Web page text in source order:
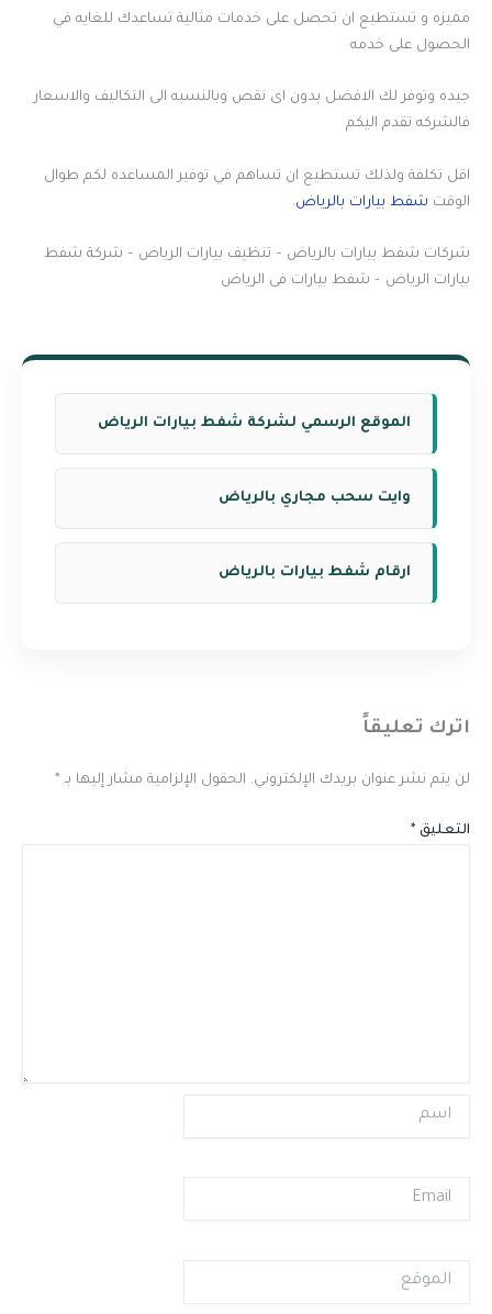
مميزه و تستطيع ان تحصل على خدمات مثالية تساعدك للغايه في
الحصول على خدمه
جيده وتوفر لك الافضل بدون اى نقص وبالنسبه الى التكاليف والاسعار
فالشركه تقدم اليكم
اقل تكلفة ولذلك تستطيع ان تساهم في توفير المساعده لكم طوال
الوقت شفط بيارات بالرياض.
شركات شفط بيارات بالرياض – تنظيف بيارات الرياض – شركة شفط
بيارات الرياض – شفط بيارات فى الرياض
الموقع الرسمي لشركة شفط بيارات الرياض
وايت سحب مجاري بالرياض
ارقام شفط بيارات بالرياض
اترك تعليقاً
لن يتم نشر عنوان بريدك الإلكتروني. الحقول الإلزامية مشار إليها بـ *
التعليق *
اسم
Email
الموقع